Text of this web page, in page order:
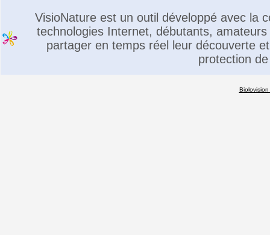
VisioNature est un outil développé avec la
technologies Internet, débutants,
partager en temps réel leur découverte
protection
Biolovision